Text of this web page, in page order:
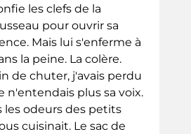
les clefs de la
pour ouvrir sa
Mais lui s'enferme à
la peine. La colère.
de chuter, j'avais perdu
n'entendais plus sa voix.
les odeurs des petits
cuisinait. Le sac de